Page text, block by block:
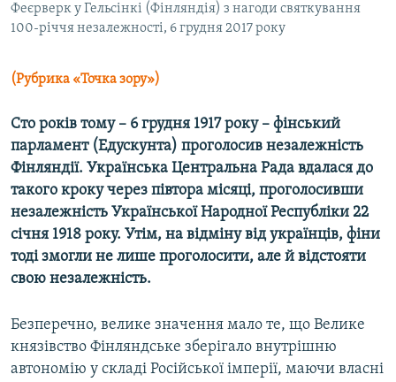
УКР
Усі сайти RFE/RL
Феєрверк у Гельсінкі (Фінляндія) з нагоди святкування
100-річчя незалежності, 6 грудня 2017 року
(Рубрика «Точка зору»)
Сто років тому – 6 грудня 1917 року – фінський
парламент (Едускунта) проголосив незалежність
Фінляндії. Українська Центральна Рада вдалася до
такого кроку через півтора місяці, проголосивши
незалежність Української Народної Республіки 22
січня 1918 року. Утім, на відміну від українців, фіни
тоді змогли не лише проголосити, але й відстояти
свою незалежність.
Безперечно, велике значення мало те, що Велике
князівство Фінляндське зберігало внутрішню
автономію у складі Російської імперії, маючи власні